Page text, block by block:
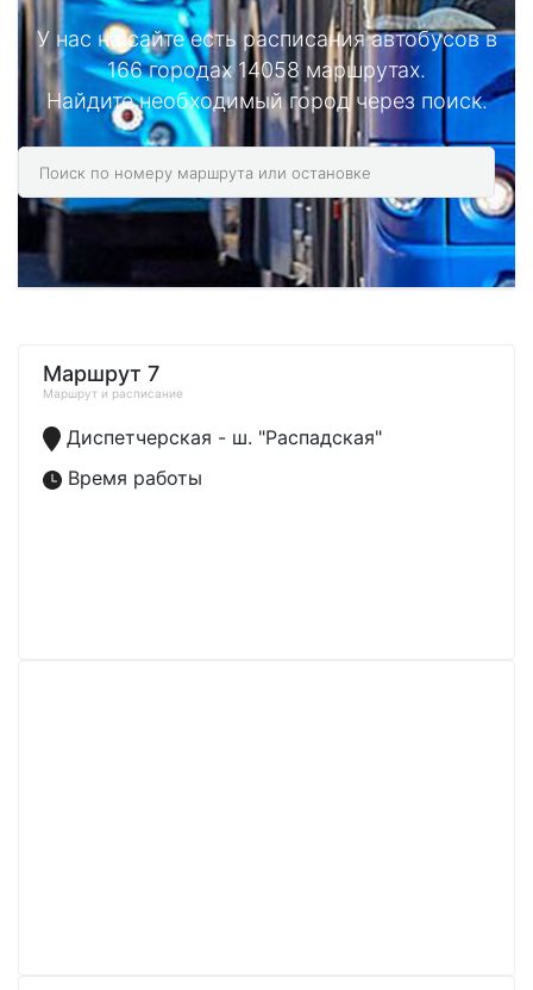
У нас на сайте есть расписания автобусов в
166 городах 14058 маршрутах.
Найдите необходимый город через поиск.
Маршрут 7
Маршрут и расписание
Диспетчерская - ш. "Распадская"
Время работы